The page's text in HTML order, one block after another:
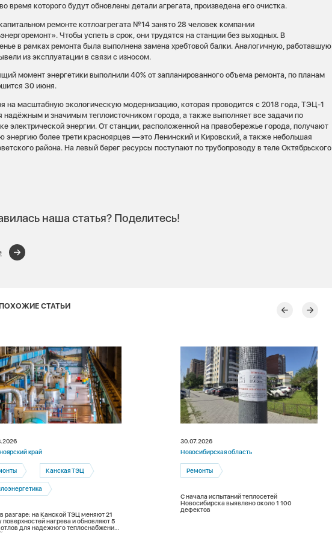
время которого будут обновлены детали агрегата, произведена его очистка.
ремонте котлоагрегата №14 занято 28 человек компании
Чтобы успеть в срок, они трудятся на станции без выходных. В
в рамках ремонта была выполнена замена хребтовой балки. Аналогичную, работавшую
из эксплуатации в связи с износом.
момент энергетики выполнили 40% от запланированного объема ремонта, по планам
30 июня.
на масштабную экологическую модернизацию, которая проводится с 2018 года, ТЭЦ-1
надёжным и значимым теплоисточником города, а также выполняет все задачи по
электрической энергии. От станции, расположенной на правобережье города, получают
энергию более трети красноярцев —это Ленинский и Кировский, а также небольшая
района. На левый берег ресурсы поступают по трубопроводу в теле Октябрьского
наша статья? Поделитесь!
СТАТЬИ
край
Канская ТЭЦ
разгаре: на Канской ТЭЦ меняют 21
поверхностей нагрева и обновляют 5
для надежного теплоснабжения
30.07.2026
Новосибирская область
Ремонты
С начала испытаний теплосетей
Новосибирска выявлено около 1 100
дефектов